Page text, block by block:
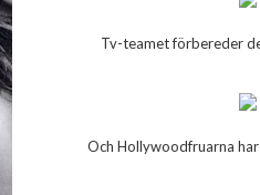
Tv-teamet förbereder
Och Hollywoodfruarna